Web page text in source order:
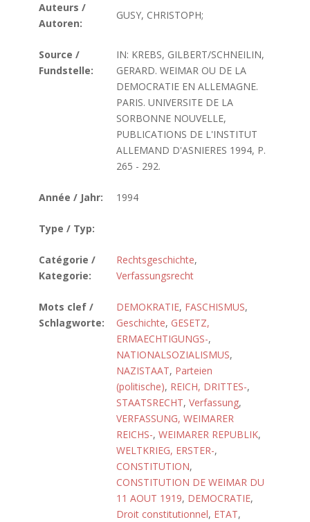
Auteurs /
Autoren:
GUSY, CHRISTOPH;
Source /
Fundstelle:
IN: KREBS, GILBERT/SCHNEILIN,
GERARD. WEIMAR OU DE LA
DEMOCRATIE EN ALLEMAGNE.
PARIS. UNIVERSITE DE LA
SORBONNE NOUVELLE,
PUBLICATIONS DE L'INSTITUT
ALLEMAND D'ASNIERES 1994, P.
265 - 292.
Année / Jahr: 1994
Type / Typ:
Catégorie /
Kategorie:
Rechtsgeschichte,
Verfassungsrecht
Mots clef /
Schlagworte:
DEMOKRATIE, FASCHISMUS,
Geschichte, GESETZ,
ERMAECHTIGUNGS-,
NATIONALSOZIALISMUS,
NAZISTAAT, Parteien
(politische), REICH, DRITTES-,
STAATSRECHT, Verfassung,
VERFASSUNG, WEIMARER
REICHS-, WEIMARER REPUBLIK,
WELTKRIEG, ERSTER-,
CONSTITUTION,
CONSTITUTION DE WEIMAR DU
11 AOUT 1919, DEMOCRATIE,
Droit constitutionnel, ETAT,